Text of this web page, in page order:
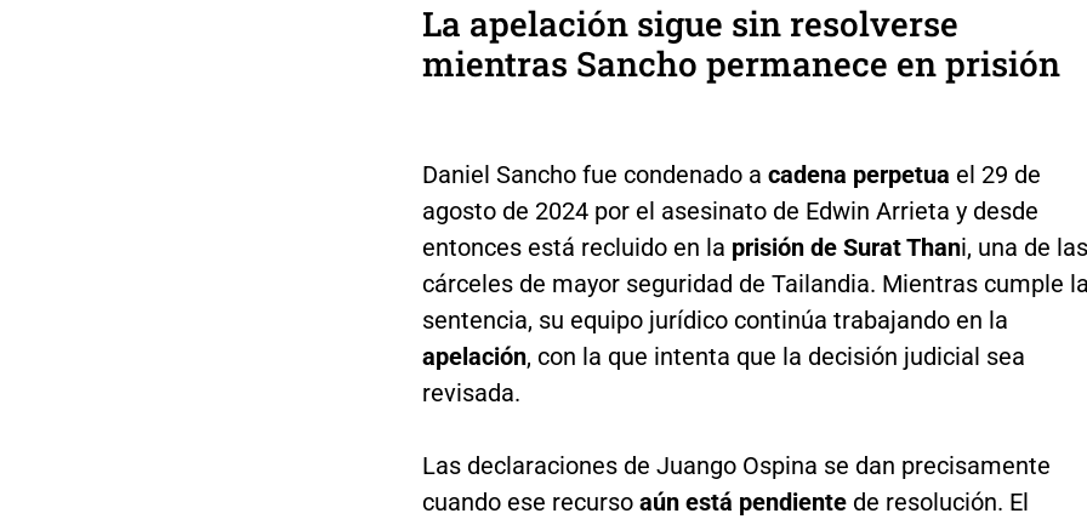
La apelación sigue sin resolverse
mientras Sancho permanece en prisión
Daniel Sancho fue condenado a cadena perpetua el 29 de
agosto de 2024 por el asesinato de Edwin Arrieta y desde
entonces está recluido en la prisión de Surat Thani, una de las
cárceles de mayor seguridad de Tailandia. Mientras cumple
sentencia, su equipo jurídico continúa trabajando en la
apelación, con la que intenta que la decisión judicial sea
revisada.
Las declaraciones de Juango Ospina se dan precisamente
cuando ese recurso aún está pendientede resolución. El